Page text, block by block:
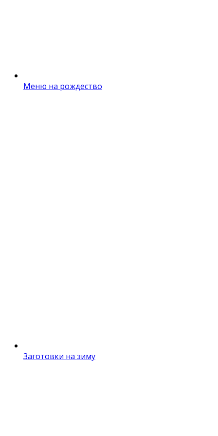
Меню на рождество
Заготовки на зиму